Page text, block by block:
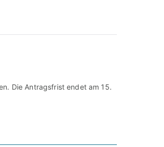
Die Antragsfrist endet am 15.